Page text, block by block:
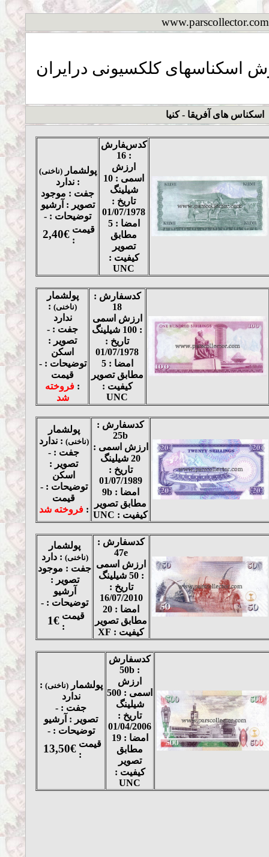
www.parscollector.com
اسکناسهای کلکسیونی درایران
اسکناس های آفریقا - کنیا
کدسفارش
: 16
ارزش
اسمی : 10
شیلینگ
تاریخ :
01/07/1978
امضا : 5
مطابق
تصویر
کیفیت :
UNC
پولشمار(ناخنی)
: ندارد
جفت : موجود
تصویر : آرشیو
توضیحات : -
قیمت
:
2,40€
کدسفارش :
18
ارزش اسمی
: 100 شیلینگ
تاریخ :
01/07/1978
امضا : 5
مطابق تصویر
کیفیت :
UNC
پولشمار
(ناخنی) :
ندارد
جفت : -
تصویر :
اسکن
توضیحات : -
قیمت
: فروخته
شد
کدسفارش :
25b
ارزش اسمی :
20 شیلینگ
تاریخ :
01/07/1989
امضا : 9b
مطابق تصویر
کیفیت : UNC
پولشمار
(ناخنی) : ندارد
جفت : -
تصویر :
اسکن
توضیحات : -
قیمت
:فروخته شد
کدسفارش :
47e
ارزش اسمی
: 50 شیلینگ
تاریخ :
16/07/2010
امضا : 20
مطابق تصویر
کیفیت : XF
پولشمار
(ناخنی) : دارد
جفت : موجود
تصویر :
آرشیو
توضیحات : -
قیمت
:
1€
کدسفارش
: 50b
ارزش
اسمی : 500
شیلینگ
تاریخ :
01/04/2006
امضا : 19
مطابق
تصویر
کیفیت :
UNC
پولشمار(ناخنی) :
ندارد
جفت : -
تصویر : آرشیو
توضیحات : -
قیمت
:
13,50€